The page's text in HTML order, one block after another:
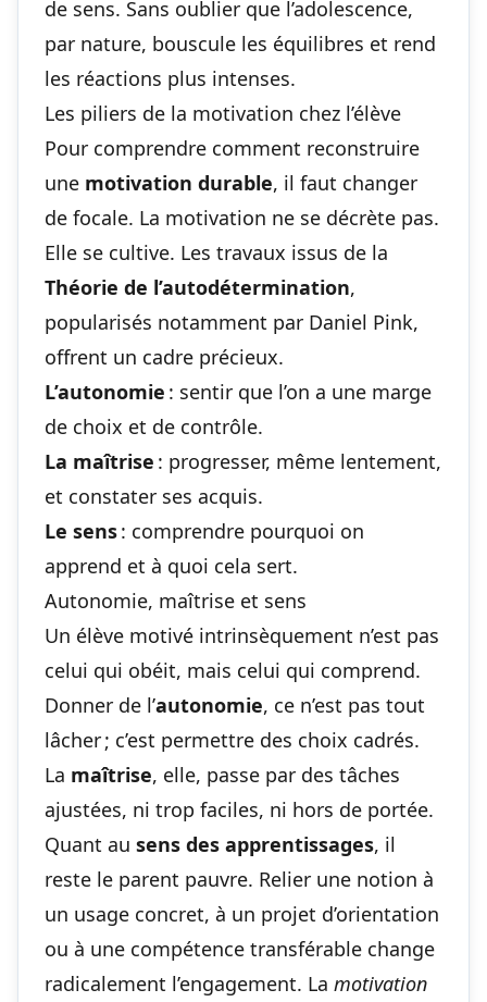
de sens. Sans oublier que l’adolescence,
par nature, bouscule les équilibres et rend
les réactions plus intenses.
Les piliers de la motivation chez l’élève
Pour comprendre comment reconstruire
une motivation durable, il faut changer
de focale. La motivation ne se décrète pas.
Elle se cultive. Les travaux issus de la
Théorie de l’autodétermination,
popularisés notamment par Daniel Pink,
offrent un cadre précieux.
L’autonomie : sentir que l’on a une marge
de choix et de contrôle.
La maîtrise : progresser, même lentement,
et constater ses acquis.
Le sens: comprendre pourquoi on
apprend et à quoi cela sert.
Autonomie, maîtrise et sens
Un élève motivé intrinsèquement n’est pas
celui qui obéit, mais celui qui comprend.
Donner de l’autonomie, ce n’est pas tout
lâcher ; c’est permettre des choix cadrés.
La maîtrise, elle, passe par des tâches
ajustées, ni trop faciles, ni hors de portée.
Quant au sens des apprentissages, il
reste le parent pauvre. Relier une notion à
un usage concret, à un projet d’orientation
ou à une compétence transférable change
radicalement l’engagement. La motivation